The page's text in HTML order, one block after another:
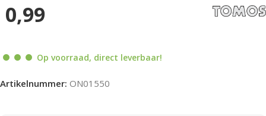
0,99
Op voorraad, direct leverbaar!
Artikelnummer: ON01550